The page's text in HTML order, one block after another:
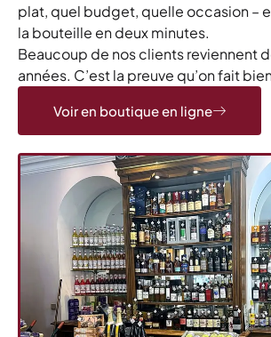
plat, quel budget, quelle occasion –
la bouteille en deux minutes.
Beaucoup de nos clients reviennent
années. C’est la preuve qu’on fait
Voir en boutique en ligne